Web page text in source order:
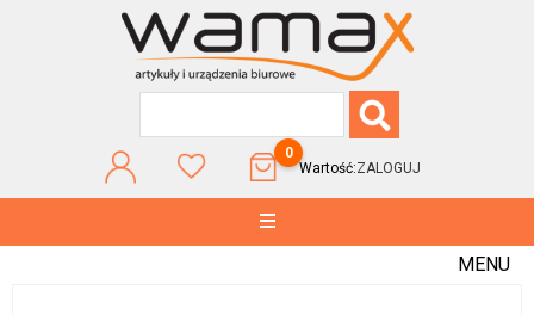
0
Wartość:ZALOGUJ
MENU